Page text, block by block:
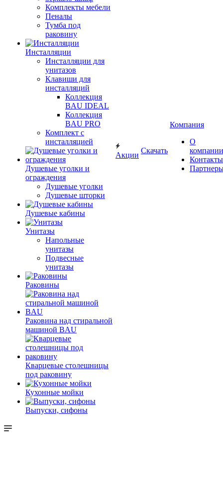
Комплекты мебели
Пеналы
Тумба под
раковину
Инсталляции
Инсталляции для
унитазов
Клавиши для
инсталляций
Коллекция
BAU IDEAL
Коллекция
BAU PRO
Комплект с
инсталляцией
Душевые уголки и
ограждения
Душевые уголки
Душевые шторки
Душевые кабины
Унитазы
Напольные
унитазы
Подвесные
унитазы
Раковины
Раковина над стиральной
машиной BAU
Кварцевые столешницы
под раковину
Кухонные мойки
Выпуски, сифоны
Акции
Скачать
Компания
О
компании
Контакты